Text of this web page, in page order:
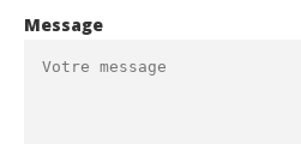
Message